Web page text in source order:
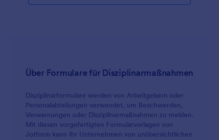
Über Formulare für Disziplinarmaßnahmen
Disziplinarformulare werden von Arbeitgebern oder
Personalabteilungen verwendet, um Beschwerden,
Verwarnungen oder Disziplinarmaßnahmen zu melden.
Mit diesen vorgefertigten Formularvorlagen von
Jotform kann Ihr Unternehmen von unübersichtlichen